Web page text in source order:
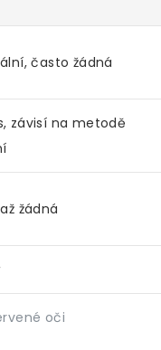
oči
často žádná
závisí na metodě
žádná